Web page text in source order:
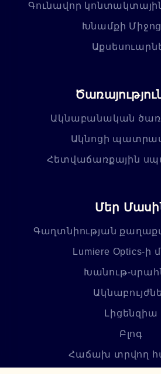
Գունավոր
Խնամքի
Ակնաբանական
Ակնոցի
Հետվաճառքային
Մեր
Գաղտնիության
Lumiere Optics-ի
Խանութ-
Լիցենզիա
Բլոգ
Հաճախ տրվող